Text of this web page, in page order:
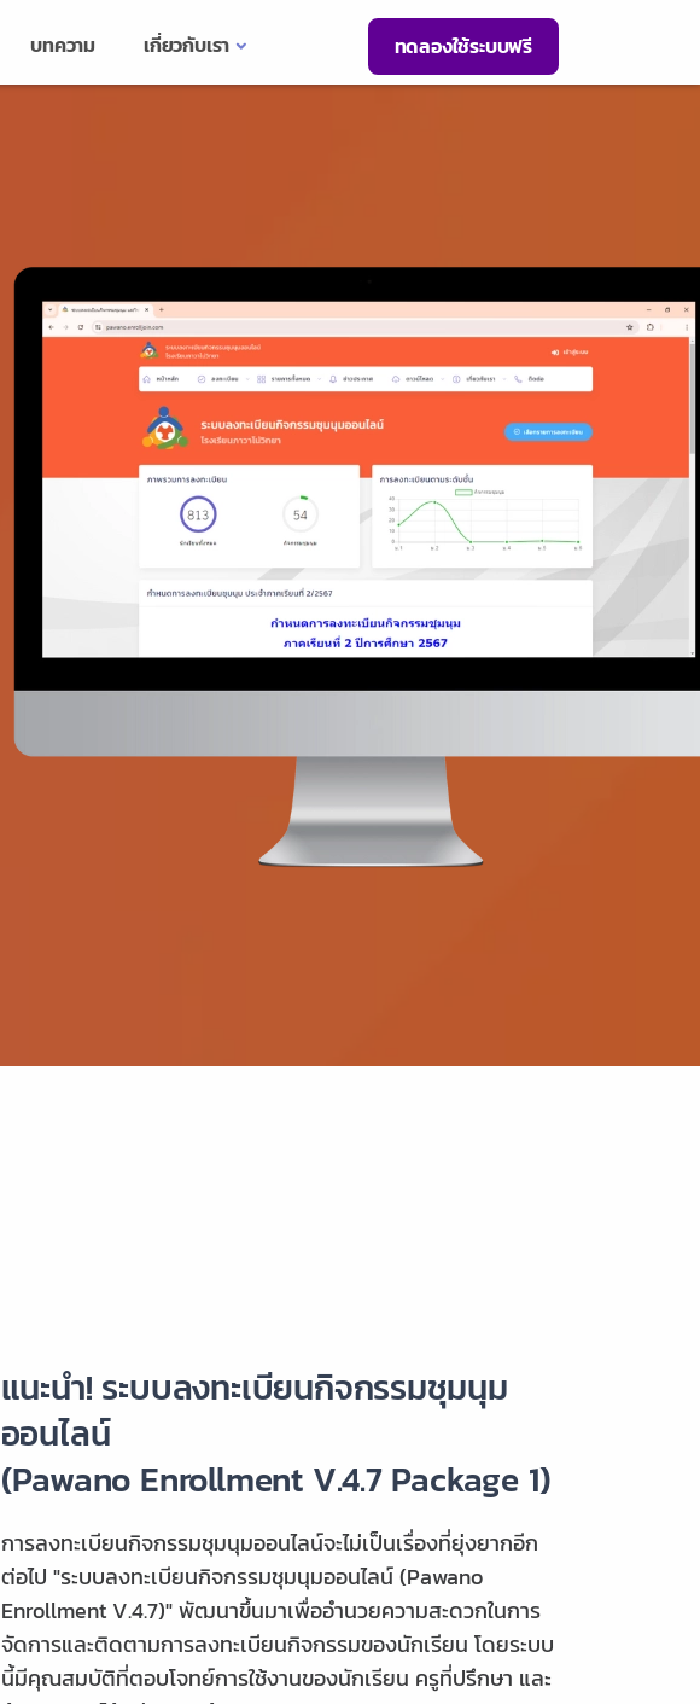
บทความ เกี่ยวกับเรา ทดลองใช้ระบบฟรี
แนะนำ! ระบบลงทะเบียนกิจกรรมชุมนุม
ออนไลน์
(Pawano Enrollment V.4.7 Package 1)
การลงทะเบียนกิจกรรมชุมนุมออนไลน์จะไม่เป็นเรื่องที่ยุ่งยากอีก
ต่อไป "ระบบลงทะเบียนกิจกรรมชุมนุมออนไลน์ (Pawano
Enrollment V.4.7)" พัฒนาขึ้นมาเพื่ออำนวยความสะดวกในการ
จัดการและติดตามการลงทะเบียนกิจกรรมของนักเรียน โดยระบบ
นี้มีคุณสมบัติที่ตอบโจทย์การใช้งานของนักเรียน ครูที่ปรึกษา และ